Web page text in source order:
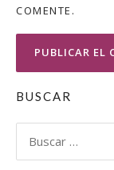
COMENTE.
BUSCAR